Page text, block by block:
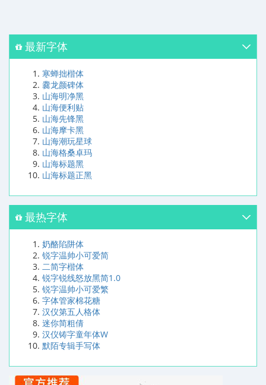
最新字体
寒蝉拙楷体
爨龙颜碑体
山海明净黑
山海便利贴
山海先锋黑
山海摩卡黑
山海潮玩星球
山海格桑卓玛
山海标题黑
山海标题正黑
最热字体
奶酪陷阱体
锐字温帅小可爱简
二简字楷体
锐字锐线怒放黑简1.0
锐字温帅小可爱繁
字体管家棉花糖
汉仪第五人格体
迷你简粗倩
汉仪铸字童年体W
默陌专辑手写体